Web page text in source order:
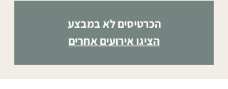
הכרטיסים לא במבצע
הציגו אירועים אחרים